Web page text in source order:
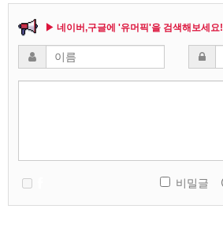
▶ 네이버,구글에 '유머픽'을 검색해보세요!
비밀글